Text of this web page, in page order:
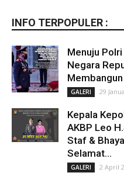
INFO TERPOPULER :
Menuju
Negara
GALERI 29
Kepala
AKBP Leo
Staf &
Selamat...
GALERI 2 April